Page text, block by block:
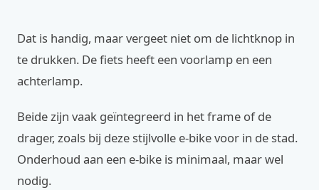
Dat is handig, maar vergeet niet om de lichtknop in
te drukken. De fiets heeft een voorlamp en een
achterlamp.
Beide zijn vaak geïntegreerd in het frame of de
drager, zoals bij deze stijlvolle e-bike voor in de stad.
Onderhoud aan een e-bike is minimaal, maar wel
nodig.